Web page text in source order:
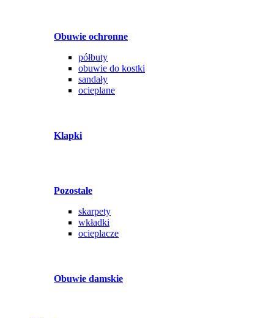
Obuwie ochronne
półbuty
obuwie do kostki
sandały
ocieplane
Klapki
Pozostałe
skarpety
wkładki
ocieplacze
Obuwie damskie